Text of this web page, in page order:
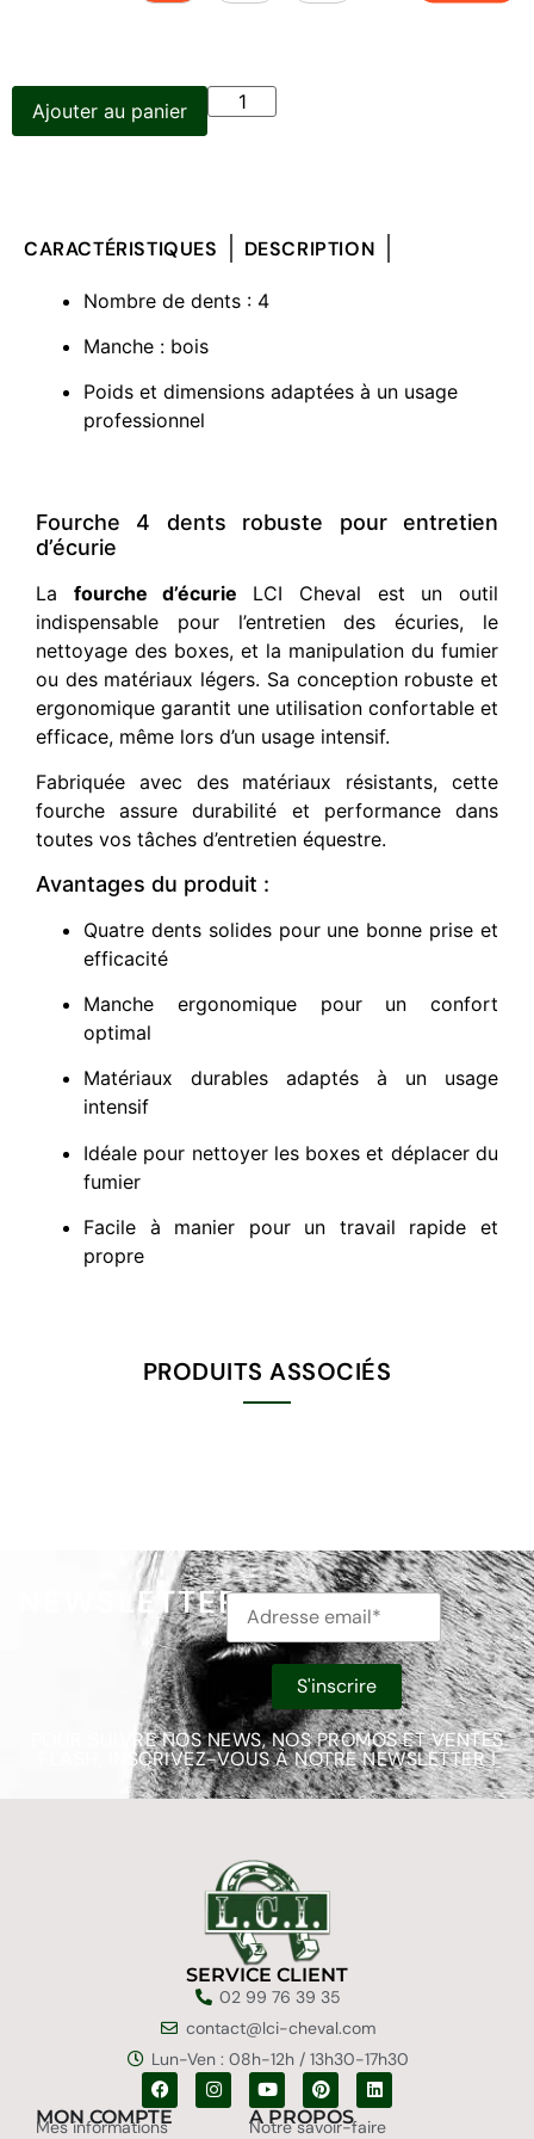
Ajouter au panier
CARACTÉRISTIQUES DESCRIPTION
Nombre de dents : 4
Manche : bois
Poids et dimensions adaptées à un usage
professionnel
Fourche 4 dents robuste pour entretien
d’écurie
La fourche d’écurie LCI Cheval est un outil
indispensable pour l’entretien des écuries, le
nettoyage des boxes, et la manipulation du fumier
ou des matériaux légers. Sa conception robuste et
ergonomique garantit une utilisation confortable et
efficace, même lors d’un usage intensif.
Fabriquée avec des matériaux résistants, cette
fourche assure durabilité et performance dans
toutes vos tâches d’entretien équestre.
Avantages du produit :
Quatre dents solides pour une bonne prise et
efficacité
Manche ergonomique pour un confort
optimal
Matériaux durables adaptés à un usage
intensif
Idéale pour nettoyer les boxes et déplacer du
fumier
Facile à manier pour un travail rapide et
propre
PRODUITS ASSOCIÉS
NEWSLETTER
POUR SUIVRE NOS NEWS, NOS PROMOS ET VENTES
FLASH, INSCRIVEZ-VOUS À NOTRE NEWSLETTER !
SERVICE CLIENT
02 99 76 39 35
contact@lci-cheval.com
Lun-Ven : 08h-12h / 13h30-17h30
MON COMPTE
Mes informations A PROPOS
Notre savoir-faire